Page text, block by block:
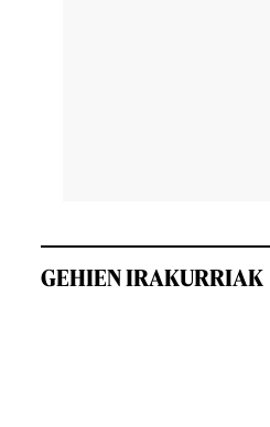
GEHIEN IRAKURRIAK